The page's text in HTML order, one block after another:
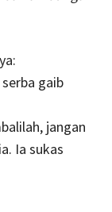
gaib
jangan
Ia sukas